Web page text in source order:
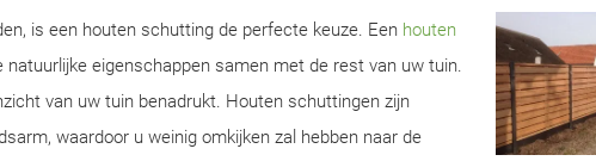
is een houten schutting de perfecte keuze. Een houten
eigenschappen samen met de rest van uw tuin.
van uw tuin benadrukt. Houten schuttingen zijn
waardoor u weinig omkijken zal hebben naar de